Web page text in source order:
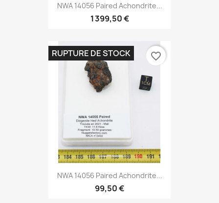
NWA 14056 Paired Achondrite...
1 399,50 €
NWA 14056 Paired Achondrite...
99,50 €
RUPTURE DE STOCK favorite_border